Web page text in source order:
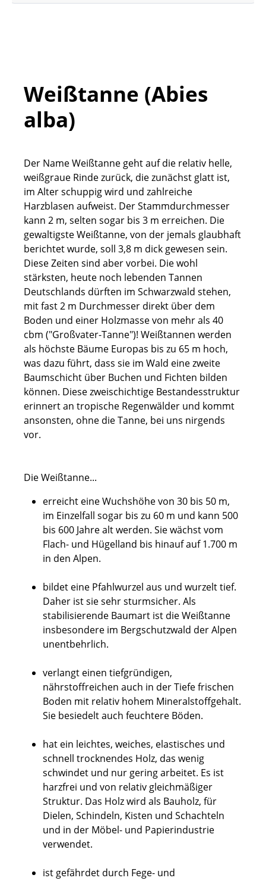
Weißtanne (Abies
alba)
Der Name Weißtanne geht auf die relativ helle,
weißgraue Rinde zurück, die zunächst glatt ist,
im Alter schuppig wird und zahlreiche
Harzblasen aufweist. Der Stammdurchmesser
kann 2 m, selten sogar bis 3 m erreichen. Die
gewaltigste Weißtanne, von der jemals glaubhaft
berichtet wurde, soll 3,8 m dick gewesen sein.
Diese Zeiten sind aber vorbei. Die wohl
stärksten, heute noch lebenden Tannen
Deutschlands dürften im Schwarzwald stehen,
mit fast 2 m Durchmesser direkt über dem
Boden und einer Holzmasse von mehr als 40
cbm ("Großvater-Tanne")! Weißtannen werden
als höchste Bäume Europas bis zu 65 m hoch,
was dazu führt, dass sie im Wald eine zweite
Baumschicht über Buchen und Fichten bilden
können. Diese zweischichtige Bestandesstruktur
erinnert an tropische Regenwälder und kommt
ansonsten, ohne die Tanne, bei uns nirgends
vor.
Die Weißtanne...
erreicht eine Wuchshöhe von 30 bis 50 m,
im Einzelfall sogar bis zu 60 m und kann 500
bis 600 Jahre alt werden. Sie wächst vom
Flach- und Hügelland bis hinauf auf 1.700 m
in den Alpen.
bildet eine Pfahlwurzel aus und wurzelt tief.
Daher ist sie sehr sturmsicher. Als
stabilisierende Baumart ist die Weißtanne
insbesondere im Bergschutzwald der Alpen
unentbehrlich.
verlangt einen tiefgründigen,
nährstoffreichen auch in der Tiefe frischen
Boden mit relativ hohem Mineralstoffgehalt.
Sie besiedelt auch feuchtere Böden.
hat ein leichtes, weiches, elastisches und
schnell trocknendes Holz, das wenig
schwindet und nur gering arbeitet. Es ist
harzfrei und von relativ gleichmäßiger
Struktur. Das Holz wird als Bauholz, für
Dielen, Schindeln, Kisten und Schachteln
und in der Möbel- und Papierindustrie
verwendet.
ist gefährdet durch Fege- und